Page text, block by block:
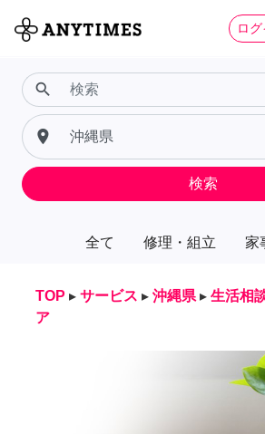
ロ
全て 修理・組立 家
search
place
検索
TOP ▸ サービス ▸ 沖縄県 ▸ 生活相
ア